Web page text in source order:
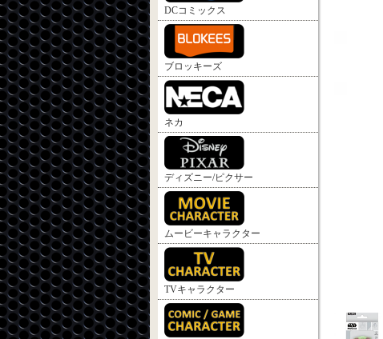
DCコミックス
ブロッキーズ
ネカ
ディズニー/ピクサー
ムービーキャラクター
TVキャラクター